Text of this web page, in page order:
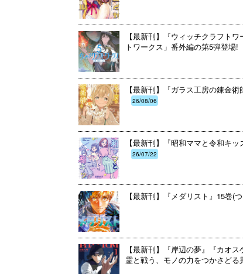
【最新刊】『ウィッチクラフト
トワークス」番外編の第5弾登場!
【最新刊】『ガラス工房の錬金
26/08/06
【最新刊】『昭和ママと令和キ
26/07/22
【最新刊】『メダリスト』15巻
【最新刊】『岸辺の夢』『カオ
霊と戦う、モノの力をつかさど